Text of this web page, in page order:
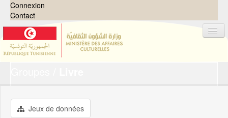
Connexion
Contact
GroupesJeux de données